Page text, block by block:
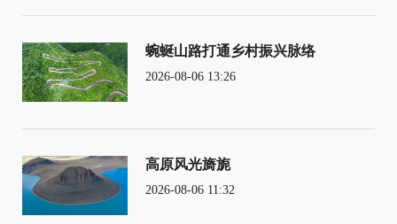
蜿蜒山路打通乡村振兴脉络
2026-08-06 13:26
高原风光旖旎
2026-08-06 11:32